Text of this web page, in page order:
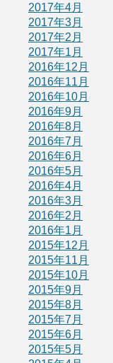
2017年4月
2017年3月
2017年2月
2017年1月
2016年12月
2016年11月
2016年10月
2016年9月
2016年8月
2016年7月
2016年6月
2016年5月
2016年4月
2016年3月
2016年2月
2016年1月
2015年12月
2015年11月
2015年10月
2015年9月
2015年8月
2015年7月
2015年6月
2015年5月